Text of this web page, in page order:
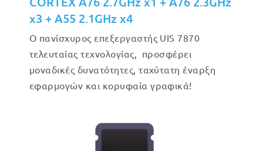
x3 + A55 2.1GHz x4
Ο πανίσχυρος επεξεργαστής UIS 7870
τελευταίας τεχνολογίας, προσφέρει
μοναδικές δυνατότητες, ταχύτατη έναρξη
εφαρμογών και κορυφαία γραφικά!